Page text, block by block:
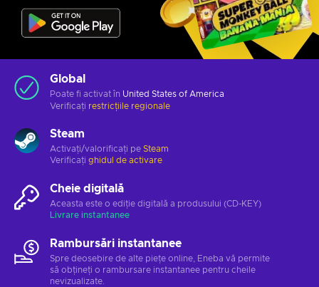
Global
Poate fi activat în United States of America
Verificați restricțiile regionale
Steam
Activați/valorificați pe Steam
Verificați ghidul de activare
Cheie digitală
Aceasta este o ediție digitală a produsului (CD-KEY)
Livrare instantanee
Rambursări instantanee
Spre deosebire de alte piețe online, Eneba vă permite
să obțineți o rambursare instantanee pentru cheile
nevizualizate.